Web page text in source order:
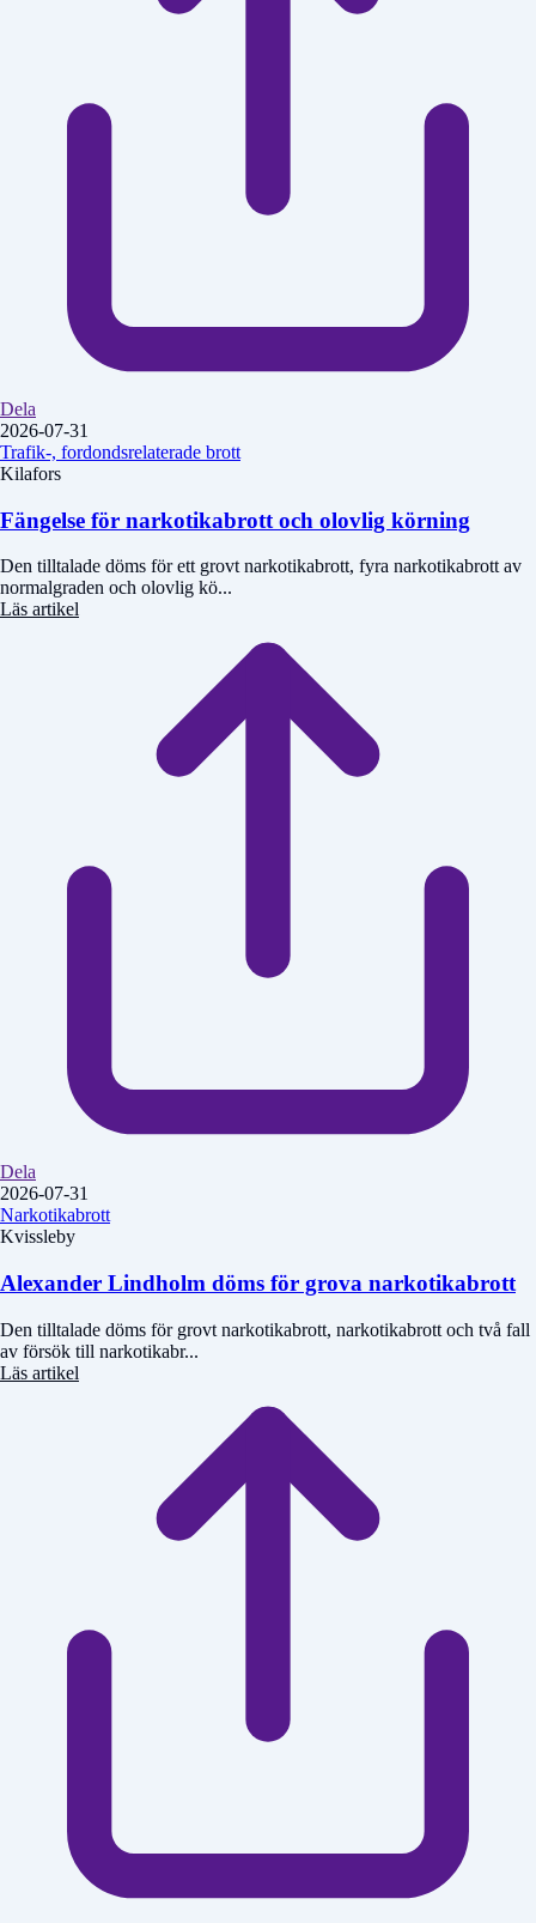
Dela
2026-07-31
Trafik-, fordondsrelaterade brott
Kilafors
Fängelse för narkotikabrott och olovlig körning
Den tilltalade döms för ett grovt narkotikabrott, fyra narkotikabrott av
normalgraden och olovlig kö...
Läs artikel
Dela
2026-07-31
Narkotikabrott
Kvissleby
Alexander Lindholm döms för grova narkotikabrott
Den tilltalade döms för grovt narkotikabrott, narkotikabrott och två fall
av försök till narkotikabr...
Läs artikel